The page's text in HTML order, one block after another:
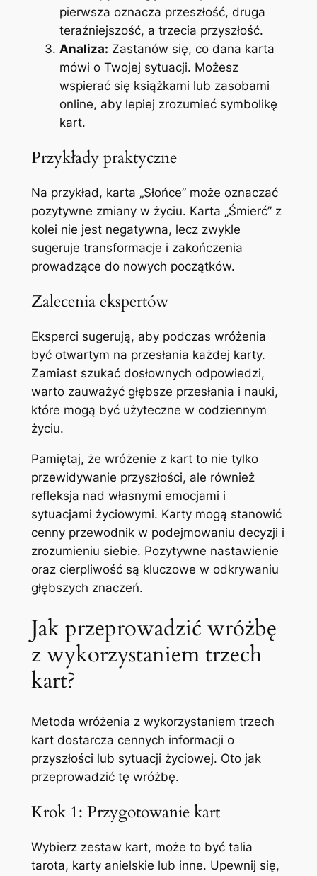
pierwsza oznacza przeszłość, druga
teraźniejszość, a trzecia przyszłość.
Analiza: Zastanów się, co dana karta
mówi o Twojej sytuacji. Możesz
wspierać się książkami lub zasobami
online, aby lepiej zrozumieć symbolikę
kart.
Przykłady praktyczne
Na przykład, karta „Słońce” może oznaczać
pozytywne zmiany w życiu. Karta „Śmierć” z
kolei nie jest negatywna, lecz zwykle
sugeruje transformacje i zakończenia
prowadzące do nowych początków.
Zalecenia ekspertów
Eksperci sugerują, aby podczas wróżenia
być otwartym na przesłania każdej karty.
Zamiast szukać dosłownych odpowiedzi,
warto zauważyć głębsze przesłania i nauki,
które mogą być użyteczne w codziennym
życiu.
Pamiętaj, że wróżenie z kart to nie tylko
przewidywanie przyszłości, ale również
refleksja nad własnymi emocjami i
sytuacjami życiowymi. Karty mogą stanowić
cenny przewodnik w podejmowaniu decyzji i
zrozumieniu siebie. Pozytywne nastawienie
oraz cierpliwość są kluczowe w odkrywaniu
głębszych znaczeń.
Jak przeprowadzić wróżbę
z wykorzystaniem trzech
kart?
Metoda wróżenia z wykorzystaniem trzech
kart dostarcza cennych informacji o
przyszłości lub sytuacji życiowej. Oto jak
przeprowadzić tę wróżbę.
Krok 1: Przygotowanie kart
Wybierz zestaw kart, może to być talia
tarota, karty anielskie lub inne. Upewnij się,